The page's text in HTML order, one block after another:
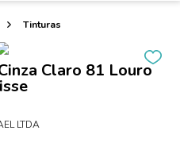
Tinturas
Claro 81 Louro
LTDA